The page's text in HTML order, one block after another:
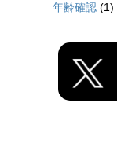
年齢確認 (1)